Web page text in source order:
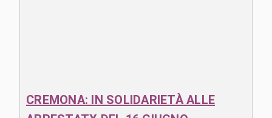
CREMONA: IN SOLIDARIETÀ ALLE